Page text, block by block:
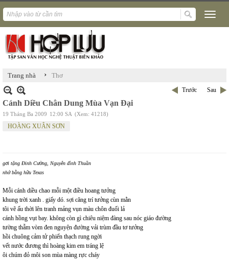
Trang nhà › Thơ
Trước Sau
Cánh Diều Chân Dung Mùa Vạn Đại
19 Tháng Ba 2009 12:00 SA (Xem: 41218)
HOÀNG XUÂN SƠN
gởi tặng Đinh Cường, Nguyễn đình Thuần
nhớ bằng hữu Texas
Mỗi cánh diều chao mỗi một điều hoang tưởng
khung trời xanh . giấy dó. sợi căng trí tưởng cùn mằn
tôi vẽ ấu thời lên tranh mảng vụn màu chôn đuối lả
cánh hồng vụt bay. không còn gì chiêu niệm đàng sau nóc giáo đường
tường thẫm vòm đen nguyện đường vải trùm đầu tơ tưởng
hồi chuông cảm tử phiến thạch rung ngời
vết nước đương thì hoàng kim em tráng lệ
ôi chúm đỏ môi son mùa màng rực cháy